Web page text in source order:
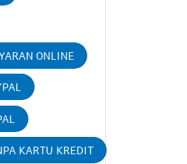
ONLINE
KARTU KREDIT